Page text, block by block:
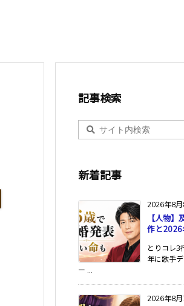
記事検索
新着記事
2026年8月
【人物
作と2026
とりコレ3
年に歌手
ー ...
2026年8月